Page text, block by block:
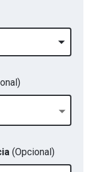
(Opcional)